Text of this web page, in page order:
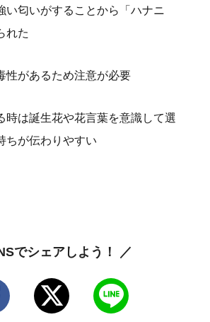
い匂いがすることから「ハナニ
れた
性があるため注意が必要
時は誕生花や花言葉を意識して選
ちが伝わりやすい
でシェアしよう！ ／